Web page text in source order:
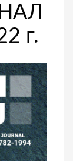
г.